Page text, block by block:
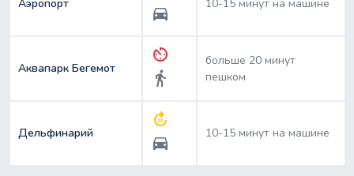
Аэропорт
directions_car
10-15 минут на машине
Аквапарк Бегемот
av_timer
directions_walk
больше 20 минут
пешком
Дельфинарий
forward_30
directions_car
10-15 минут на машине